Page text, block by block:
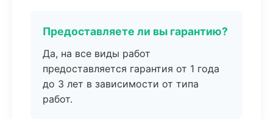
Предоставляете ли вы гарантию?
Да, на все виды работ
предоставляется гарантия от 1 года
до 3 лет в зависимости от типа
работ.